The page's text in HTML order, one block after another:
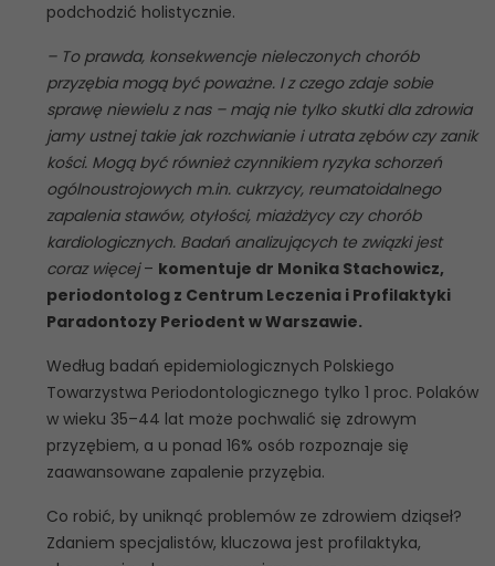
podchodzić holistycznie.
– To prawda, konsekwencje nieleczonych chorób
przyzębia mogą być poważne. I z czego zdaje sobie
sprawę niewielu z nas – mają nie tylko skutki dla zdrowia
jamy ustnej takie jak rozchwianie i utrata zębów czy zanik
kości. Mogą być również czynnikiem ryzyka schorzeń
ogólnoustrojowych m.in. cukrzycy, reumatoidalnego
zapalenia stawów, otyłości, miażdżycy czy chorób
kardiologicznych. Badań analizujących te związki jest
coraz więcej– komentuje dr Monika Stachowicz,
periodontolog z Centrum Leczenia i Profilaktyki
Paradontozy Periodent w Warszawie.
Według badań epidemiologicznych Polskiego
Towarzystwa Periodontologicznego tylko 1 proc. Polaków
w wieku 35–44 lat może pochwalić się zdrowym
przyzębiem, a u ponad 16% osób rozpoznaje się
zaawansowane zapalenie przyzębia.
Co robić, by uniknąć problemów ze zdrowiem dziąseł?
Zdaniem specjalistów, kluczowa jest profilaktyka,